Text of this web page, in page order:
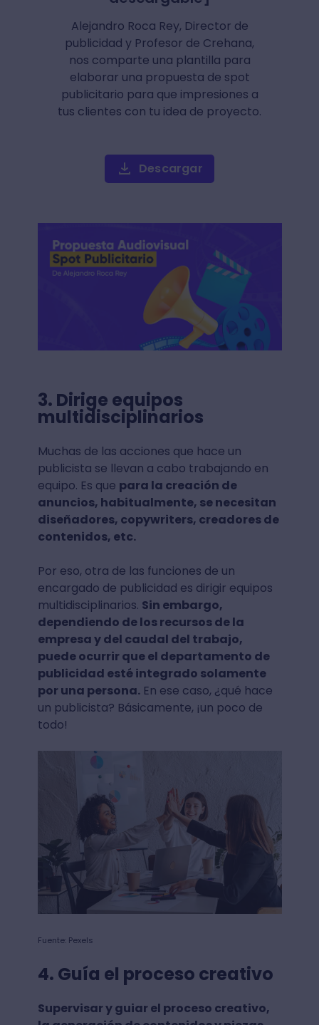
Alejandro Roca Rey, Director de
publicidad y Profesor de Crehana,
nos comparte una plantilla para
elaborar una propuesta de spot
publicitario para que impresiones a
tus clientes con tu idea de proyecto.
Descargar
3. Dirige equipos
multidisciplinarios
Muchas de las acciones que hace un
publicista se llevan a cabo trabajando en
equipo. Es que para la creación de
anuncios, habitualmente, se necesitan
diseñadores, copywriters, creadores de
contenidos, etc.
Por eso, otra de las funciones de un
encargado de publicidad es dirigir equipos
multidisciplinarios. Sin embargo,
dependiendo de los recursos de la
empresa y del caudal del trabajo,
puede ocurrir que el departamento de
publicidad esté integrado solamente
por una persona.En ese caso, ¿qué hace
un publicista? Básicamente, ¡un poco de
todo!
Fuente: Pexels
4. Guía el proceso creativo
Supervisar y guiar el proceso creativo,